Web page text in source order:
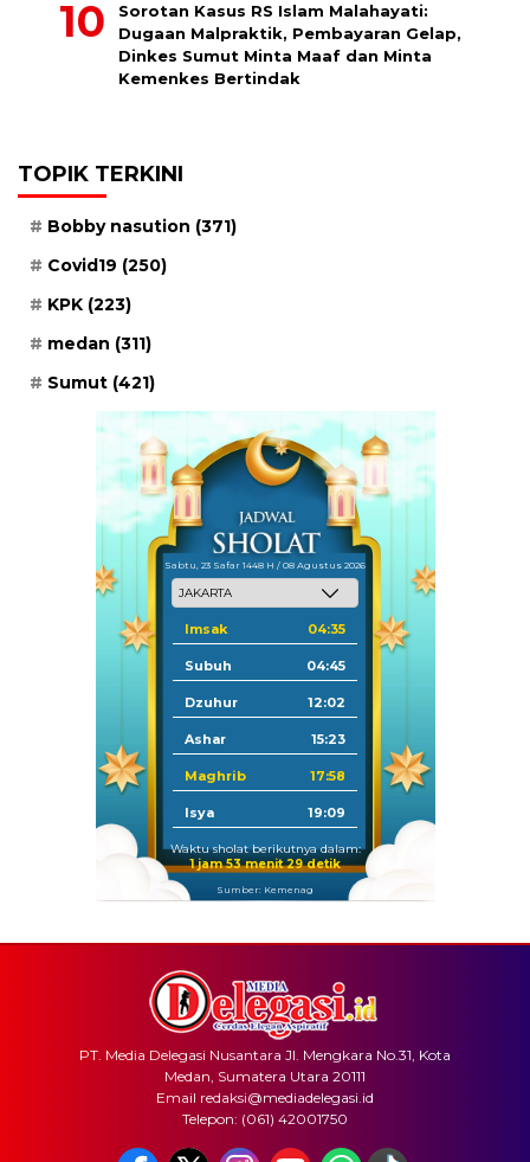
Sorotan Kasus RS Islam Malahayati:
Dugaan Malpraktik, Pembayaran Gelap,
Dinkes Sumut Minta Maaf dan Minta
Kemenkes Bertindak
TOPIK TERKINI
Bobby nasution (371)
Covid19 (250)
KPK (223)
medan (311)
Sumut (421)
Sabtu, 23 Safar 1448 H / 08 Agustus 2026
Imsak 04:35
Subuh 04:45
Dzuhur 12:02
Ashar 15:23
Maghrib 17:58
Isya 19:09
Waktu sholat berikutnya dalam:
1 jam 53 menit 29 detik
Sumber: Kemenag
PT. Media Delegasi Nusantara Jl. Mengkara No.31, Kota
Medan, Sumatera Utara 20111
Email redaksi@mediadelegasi.id
Telepon: (061) 42001750